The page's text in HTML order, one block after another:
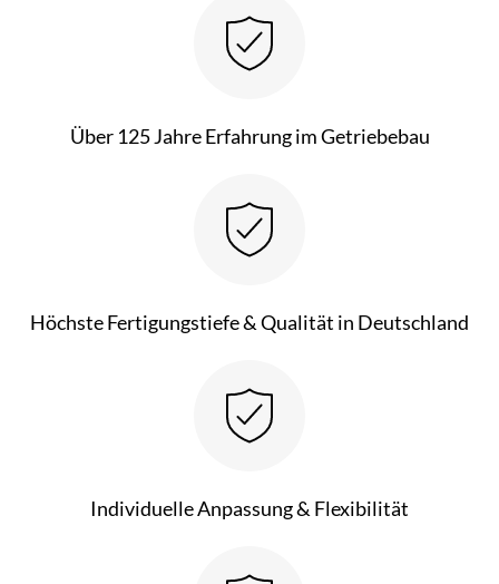
Über 125 Jahre Erfahrung im Getriebebau
Höchste Fertigungstiefe & Qualität in Deutschland
Individuelle Anpassung & Flexibilität